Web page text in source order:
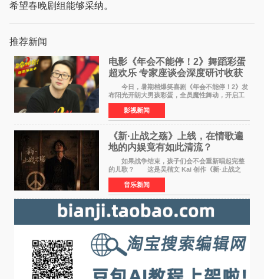
希望春晚剧组能够采纳。
推荐新闻
电影《年会不能停！2》舞蹈彩蛋
超欢乐 专家座谈会深度研讨收获
满满
今日，暑期档爆笑喜剧《年会不能停！2》发
布阳光开朗大男孩彩蛋，全员魔性舞动，开启工
位狂欢模式。影片于昨日同步举办专家座谈会，
导演董润年、总制片人应萝佳出席现场，与一众
业内、学界专家
影视新闻
《新·止战之殇》上线，在情歌遍
地的内娱竟有如此清流？
如果战争结束，孩子们会不会重新唱起完整
的儿歌？ 这是吴楷文 Kai 创作《新·止战之
殇》时最初的想法。 从伊朗相关冲突引发的
地区局势，到世界各地仍在发生的动荡与不安，
战争从来不只
音乐新闻